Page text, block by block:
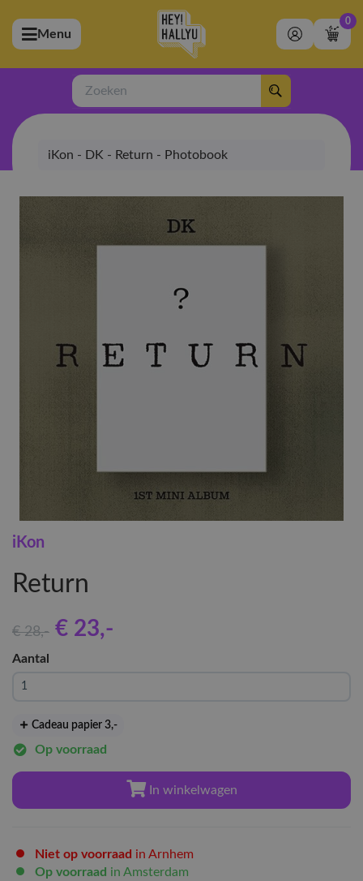
(Artiesten)
(Merchandise)
(Exclusive)
(Winkel)
Menu
0
Zoeken
iKon - DK - Return - Photobook
iKon
Return
€ 28,- € 23,-
Aantal
Cadeau papier 3,-
Op voorraad
In winkelwagen
Niet op voorraad in Arnhem
Op voorraad in Amsterdam